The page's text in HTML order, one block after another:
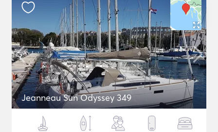
Jeanneau Sun Odyssey 349